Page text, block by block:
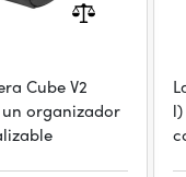
Cube V2
organizador